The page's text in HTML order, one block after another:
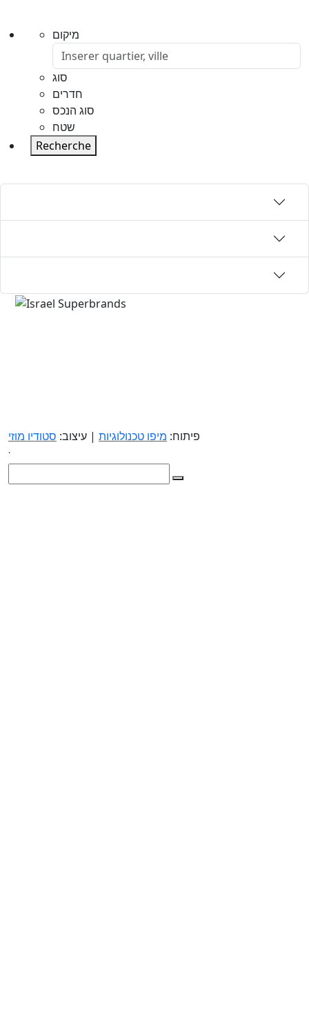
מיקום
סוג
חדרים
סוג הנכס
שטח
Recherche
פיתוח: מיפו טכנולוגיות | עיצוב: סטודיו מוזי
.